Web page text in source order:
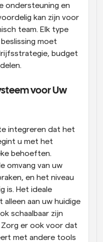
ondersteuning en
kan zijn voor
team. Elk type
moet
budget
voor Uw
integreren dat het
u met het
behoeften.
omvang van uw
en het niveau
is. Het ideale
aan uw huidige
schaalbaar zijn
er ook voor dat
met andere tools